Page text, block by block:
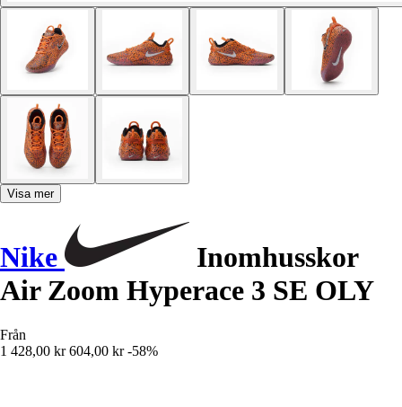
Visa mer
Nike
Inomhusskor
Air Zoom Hyperace 3 SE OLY
Från
1 428,00 kr 604,00 kr -58%